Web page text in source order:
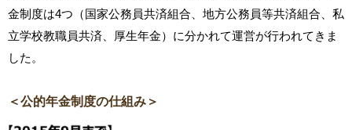
金制度は4つ（国家公務員共済組合、地方公務員等共済組合、私
立学校教職員共済、厚生年金）に分かれて運営が行われてきま
した。
＜公的年金制度の仕組み＞